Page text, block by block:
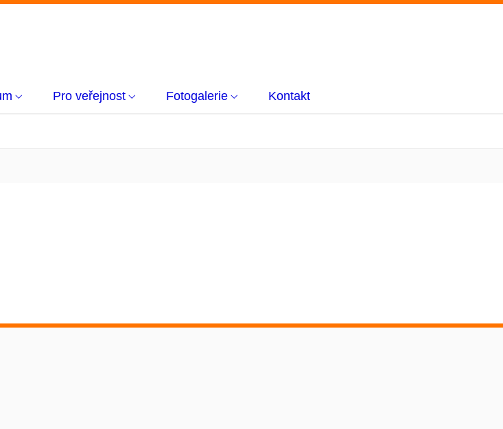
Pro veřejnost Fotogalerie Kontakt